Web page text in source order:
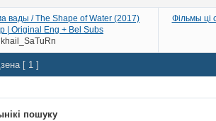
вады / The Shape of Water (2017)
| Original Eng + Bel Subs
Фільмы ці
[ 1 ]
пошуку